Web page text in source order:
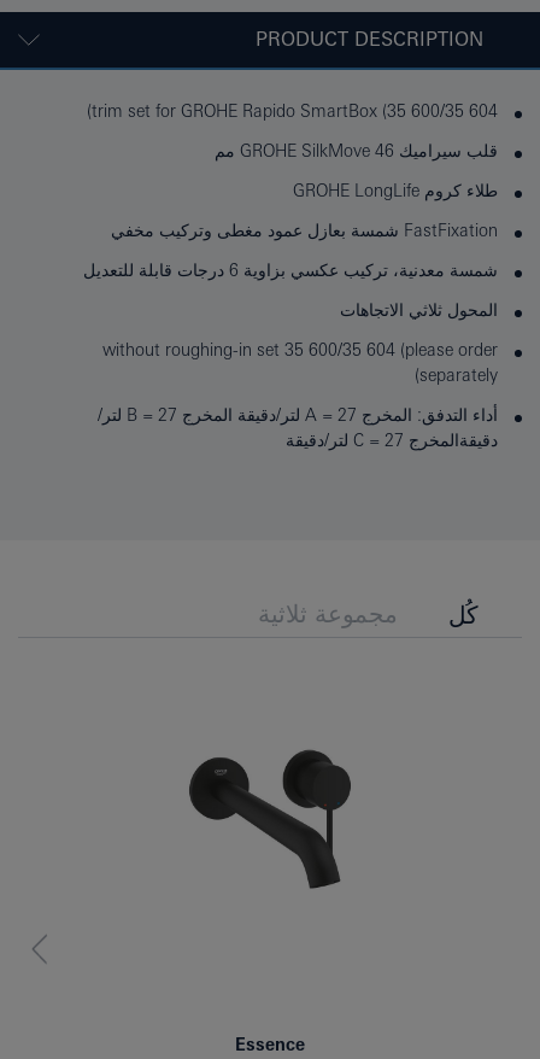
PRODUCT DESCRIPTION
trim set for GROHE Rapido SmartBox (35 600/35 604)
قلب سيراميك GROHE SilkMove 46 مم
طلاء كروم GROHE LongLife
FastFixation شمسة بعازل عمود مغطى وتركيب مخفي
شمسة معدنية، تركيب عكسي بزاوية 6 درجات قابلة للتعديل
المحول ثلاثي الاتجاهات
without roughing-in set 35 600/35 604 (please order
separately)
أداء التدفق: المخرج A = 27 لتر/دقيقة المخرج B = 27 لتر/
دقيقةالمخرج C = 27 لتر/دقيقة
كُل مجموعة ثلاثية
Essence